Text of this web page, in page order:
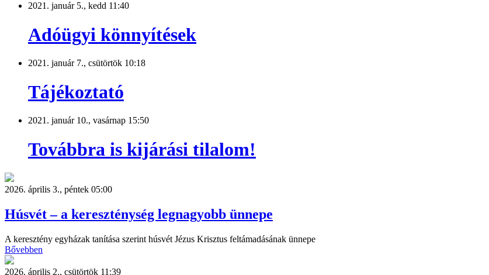
2021. január 5., kedd 11:40
Adóügyi könnyítések
2021. január 7., csütörtök 10:18
Tájékoztató
2021. január 10., vasárnap 15:50
Továbbra is kijárási tilalom!
2026. április 3., péntek 05:00
Húsvét – a kereszténység legnagyobb ünnepe
A keresztény egyházak tanítása szerint húsvét Jézus Krisztus feltámadásának ünnepe
Bővebben
2026. április 2., csütörtök 11:39